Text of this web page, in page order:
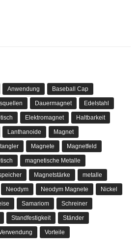
Anwendung Baseball Cap
Dauermagnet Edelstahl
Elektromagnet Haltbarkeit
Lanthanoide Magnet
Magnete Magnetfeld
magnetische Metalle
Magnetstärke metalle
Neodym Neodym Magnete Nickel
Samariom Schreiner
Standfestigkeit Ständer
Vorteile